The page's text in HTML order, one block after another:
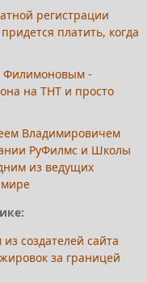
регистрации
платить, когда
Филимоновым -
на ТНТ и просто
Владимировичем
РуФилмс и Школы
из ведущих
мире
создателей сайта
за границей